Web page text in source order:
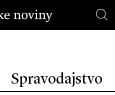
Spravodajstvo